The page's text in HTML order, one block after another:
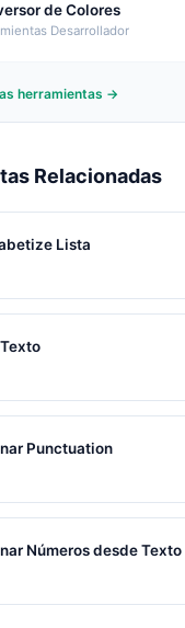
de Colores
Desarrollador
herramientas →
Relacionadas
Lista
Punctuation
Números desde Texto